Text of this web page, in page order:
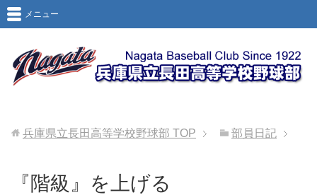
メニュー
兵庫県立長田高等学校野球部 TOP 部員日記
『階級』を上げる